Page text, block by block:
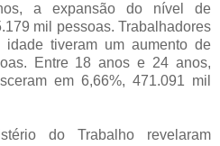
a expansão do nível de
mil pessoas. Trabalhadores
tiveram um aumento de
Entre 18 anos e 24 anos,
em 6,66%, 471.091 mil
do Trabalho revelaram